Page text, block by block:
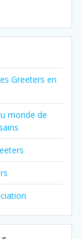
Greeters en
monde de